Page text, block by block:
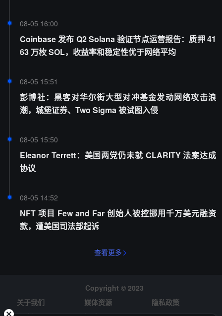
08-05 16:00
Coinbase 发布 Q2 Solana 验证节点运营报告：质押 41
63 万枚 SOL，收益率和稳定性优于网络平均
08-05 15:51
彭博社：黑客对华尔街大型对冲基金发动网络攻击浪
潮，城堡证券、Two Sigma 被试图入侵
08-05 15:50
Eleanor Terrett：美国两党仍未就 CLARITY 法案达成
协议
08-05 14:52
NFT 项目 Few and Far 创始人被控挪用千万美元融资
款，遭美国司法部起诉
查看更多
Copyright © 2023
关于我们
媒体资源
隐私政策